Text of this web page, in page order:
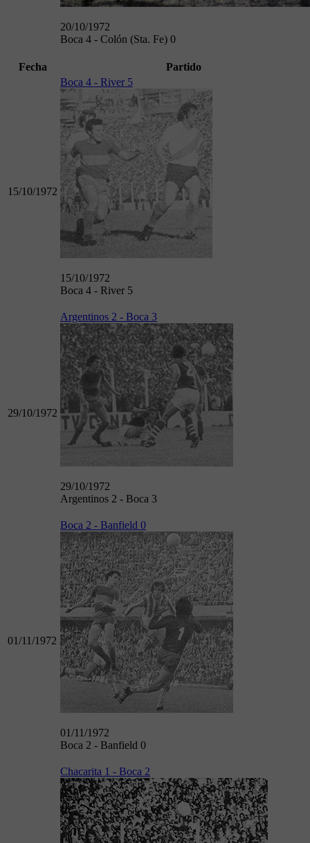
20/10/1972
Boca 4 - Colón (Sta. Fe) 0
Fecha Partido
15/10/1972
Boca 4 - River 5
15/10/1972
Boca 4 - River 5
29/10/1972
Argentinos 2 - Boca 3
29/10/1972
Argentinos 2 - Boca 3
01/11/1972
Boca 2 - Banfield 0
01/11/1972
Boca 2 - Banfield 0
Chacarita 1 - Boca 2